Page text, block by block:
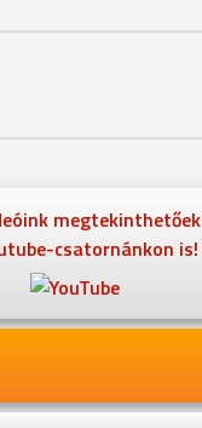
megtekinthetőek
csatornánkon is!